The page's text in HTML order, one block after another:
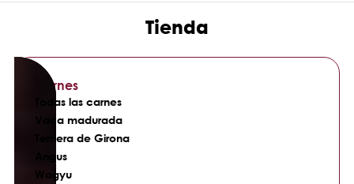
Tienda
Carnes
Todas las carnes
Vaca madurada
Ternera de Girona
Angus
Wagyu